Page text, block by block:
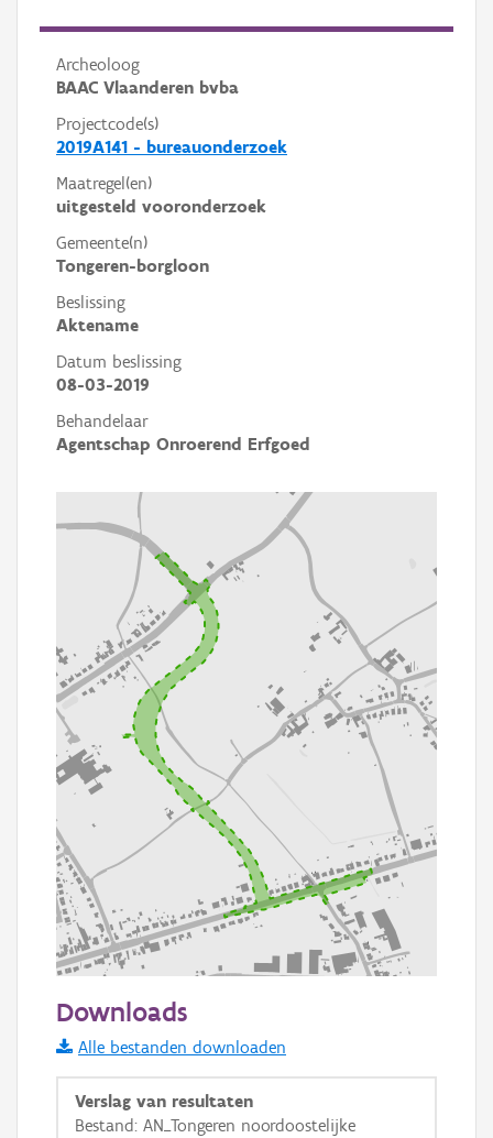
Archeoloog
BAAC Vlaanderen bvba
Projectcode(s)
2019A141 - bureauonderzoek
Maatregel(en)
uitgesteld vooronderzoek
Gemeente(n)
Tongeren-borgloon
Beslissing
Aktename
Datum beslissing
08-03-2019
Behandelaar
Agentschap Onroerend Erfgoed
Informatie Vlaanderen
i
Downloads
Alle bestanden downloaden
Verslag van resultaten
Bestand: AN_Tongeren noordoostelijke